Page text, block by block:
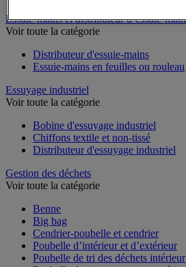
Essuie-mains et distributeur d’essuie-mains
Distributeur d'essuie-mains
Essuyage industriel
Bobine d'essuyage industriel
Chiffons textile et non-tissé
Gestion des déchets
Benne
Big bag
Cendrier-poubelle et cendrier
Poubelle d’intérieur et d’extérieur